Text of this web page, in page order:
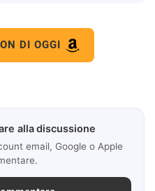
DI OGGI
alla discussione
email, Google o Apple